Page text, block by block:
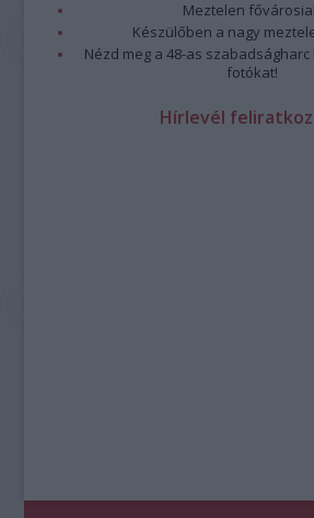
Meztelen
Készülőben a nagy
Nézd meg a 48-as
fotókat!
Hírlevél